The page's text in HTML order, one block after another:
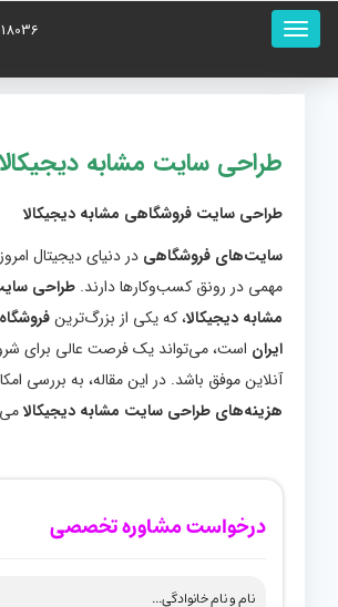
منو
اصلی
طراحی سایت مشابه
طراحی سایت فروشگاهی مشابه دیجیکالا
سایت‌های فروشگاهی در دنیای دیجیتال
مهمی در رونق کسب‌وکارها دارند. طراحی
مشابه دیجیکالا، که یکی از بزرگ‌ترین
ایران است، می‌تواند یک فرصت عالی برای
آنلاین موفق باشد. در این مقاله، به بررسی
هزینه‌های طراحی سایت مشابه دیجیکالا
درخواست مشاوره تخصصی